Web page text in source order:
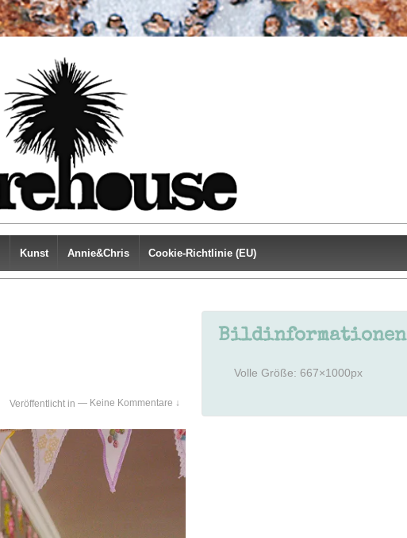
Kunst Annie&Chris Cookie-Richtlinie (EU)
Veröffentlicht in — Keine Kommentare ↓
Bildinformationen
Volle Größe: 667×1000px